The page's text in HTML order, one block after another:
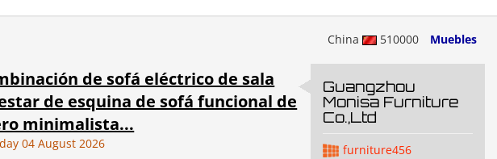
China 510000 Muebles
de sofá eléctrico de sala
de esquina de sofá funcional de
minimalista...
04 August 2026
Guangzhou
Monisa Furniture
Co.,Ltd
furniture456